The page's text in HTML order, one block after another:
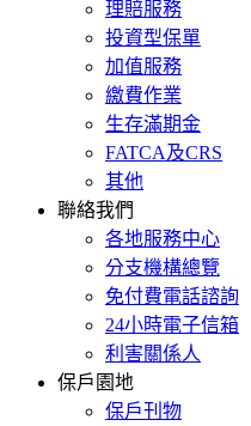
理賠服務
投資型保單
加值服務
繳費作業
生存滿期金
FATCA及CRS
其他
聯絡我們
各地服務中心
分支機構總覽
免付費電話諮詢
24小時電子信箱
利害關係人
保戶園地
保戶刊物